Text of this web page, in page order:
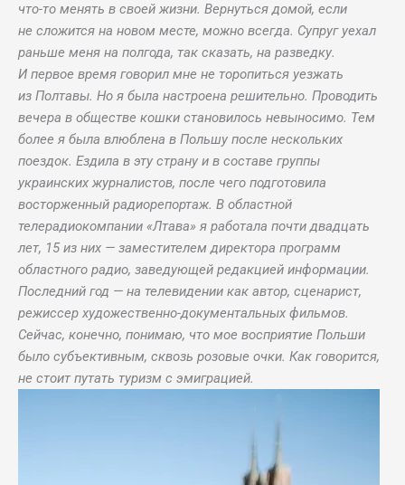
что-то менять в своей жизни. Вернуться домой, если
не сложится на новом месте, можно всегда. Супруг уехал
раньше меня на полгода, так сказать, на разведку.
И первое время говорил мне не торопиться уезжать
из Полтавы. Но я была настроена решительно. Проводить
вечера в обществе кошки становилось невыносимо. Тем
более я была влюблена в Польшу после нескольких
поездок. Ездила в эту страну и в составе группы
украинских журналистов, после чего подготовила
восторженный радиорепортаж. В областной
телерадиокомпании «Лтава» я работала почти двадцать
лет, 15 из них — заместителем директора программ
областного радио, заведующей редакцией информации.
Последний год — на телевидении как автор, сценарист,
режиссер художественно-документальных фильмов.
Сейчас, конечно, понимаю, что мое восприятие Польши
было субъективным, сквозь розовые очки. Как говорится,
не стоит путать туризм с эмиграцией.